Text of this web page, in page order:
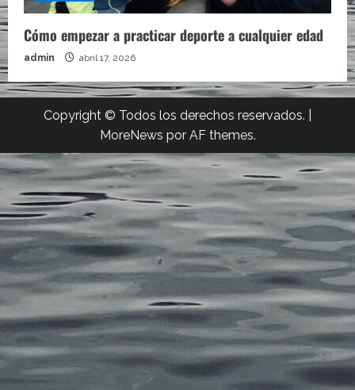
Cómo empezar a practicar deporte a cualquier edad
admin abril 17, 2026
Copyright © Todos los derechos reservados.
MoreNews por AF themes.